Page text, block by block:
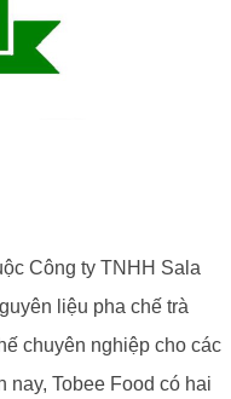
Công ty TNHH Sala
liệu pha chế trà
chuyên nghiệp cho các
nay, Tobee Food có hai